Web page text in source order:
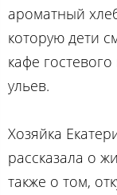
ароматный
которую дети
кафе
ульев.
Хозяйка
рассказала о
также о том,